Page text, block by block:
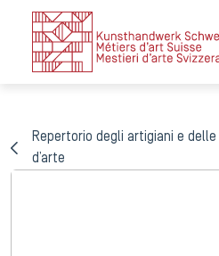
Repertorio degli artigiani e
d’arte